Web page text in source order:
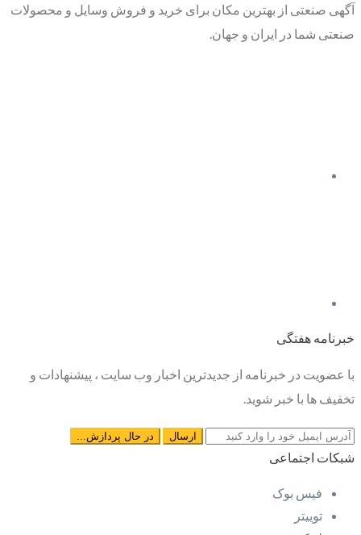
آگهی صنعتی از بهترین مکان برای خرید و فروش وسایل و محصولات
صنعتی شما در ایران و جهان.
خبرنامه هفتگی
با عضویت در خبرنامه از جدیدترین اخبار وب سایت ، پیشنهادات و
تخفیف ها با خبر شوید.
شبکات اجتماعی
فیس بوک
توییتر